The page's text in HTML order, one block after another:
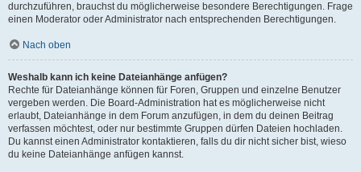
durchzuführen, brauchst du möglicherweise besondere Berechtigungen. Frage
einen Moderator oder Administrator nach entsprechenden Berechtigungen.
Nach oben
Weshalb kann ich keine Dateianhänge anfügen?
Rechte für Dateianhänge können für Foren, Gruppen und einzelne Benutzer
vergeben werden. Die Board-Administration hat es möglicherweise nicht
erlaubt, Dateianhänge in dem Forum anzufügen, in dem du deinen Beitrag
verfassen möchtest, oder nur bestimmte Gruppen dürfen Dateien hochladen.
Du kannst einen Administrator kontaktieren, falls du dir nicht sicher bist, wieso
du keine Dateianhänge anfügen kannst.